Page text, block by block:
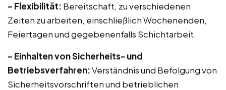
– Flexibilität: Bereitschaft, zu verschiedenen
Zeiten zu arbeiten, einschließlich Wochenenden,
Feiertagen und gegebenenfalls Schichtarbeit.
– Einhalten von Sicherheits- und
Betriebsverfahren:Verständnis und Befolgung von
Sicherheitsvorschriften und betrieblichen